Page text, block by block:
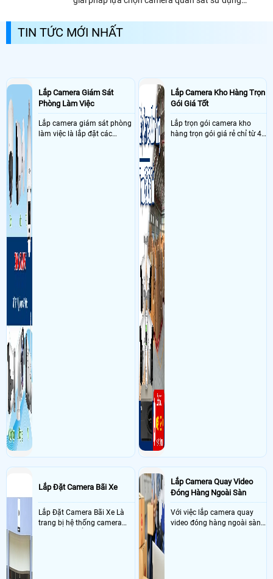
khu bình phú, phường 10 quận 6 Sử dụng Dịch vụ camera quan sát1
- Khách Lắp Camera CÔNG TY TNHH SẢN XUẤT THƯƠNG MẠI DỊCH VỤ
ĐÀI MỸĐịa điểm lăp đặt camera 97a đỗ bí,phú thạnh,hcm Sử dụng
vụ camera quan sát1 hdd 500gb seageta (kiệt phát ) không dán tem,1
Thạnh Xuân 25, Phường Thạnh Xuân, Quận 12 Sử dụngDịch vụ camera
quan sát
1 KX-A4K8116N3-VN, ổ 4T của khách, 6 DH-H5D-5F, 6 chân rút
lắp lên bàn, phần mềm online nhận mã tự động 4 triệu 1 năm, 2 LS1008G
- Khách Lắp Camera a HảiĐịa điểm lăp đặt camera 20 phan đình giót tân
bình Sử dụng
Dịch vụ camera quan sát
1 ổ cưalng seagate 1Tb, 1 nguồn
đầu ghi
- Khách Lắp Camera
Địa điểm lăp đặt camera 5 đường Số 4, khu dân cư
Khang An Khu phố 1, Tân Tạo, Hồ Chí Minh Sử dụng
quan sát
01 DH-H5AE, 01 KX-7104T, 01 DH-HAC-B1A21P-U0IL-A-VN, 01
KX-AD2112C-A-VN, 1 ổ cứng 500gb seagate ( phát đạt )
- Khách Lắp Camera Ame Sai Gòn
Địa điểm lăp đặt camera 507/1/26
nguyễn thị tú Bình Tân sắc Sử dụng
Dịch vụ camera quan sát
Dahua,1 đầu ghi KX-A8128N2-VN ,ổ cứng 4Tb hãng dss,1 SWITCH 8 Port
Tplink LS1008G, 4 chân đế rút,phần mềm online cam quét mã QR phí
2tr/năm/4 bàn
- Khách Lắp Camera Áo Khoác
Địa điểm lăp đặt camera K57/21/6 Mẹ
Suốt, P. Hòa Khánh Nam, Quận Liên Chiểu, Thành Phố Đà Nẵng Sử dụng
Dịch vụ camera quan sát
gia hạn phần mềm đóng hàng
POE nó có những lợi ích gì và giải pháp sử...
TIN TỨC MỚI NHẤT
Lắp Camera Giám Sát
Phòng Làm Việc
Lắp camera giám sát phòng
làm việc là lắp đặt các
Lắp Camera Kho Hàng Trọn
Gói Giá Tốt
Lắp trọn gói camera kho
hàng trọn gói giá rẻ chỉ từ 4
Lắp Đặt Camera Bãi Xe
Lắp Đặt Camera Bãi Xe Là
trang bị hệ thống camera
Lắp Camera Quay Video
Đóng Hàng Ngoài Sàn
Với việc lắp camera quay
video đóng hàng ngoài sàn